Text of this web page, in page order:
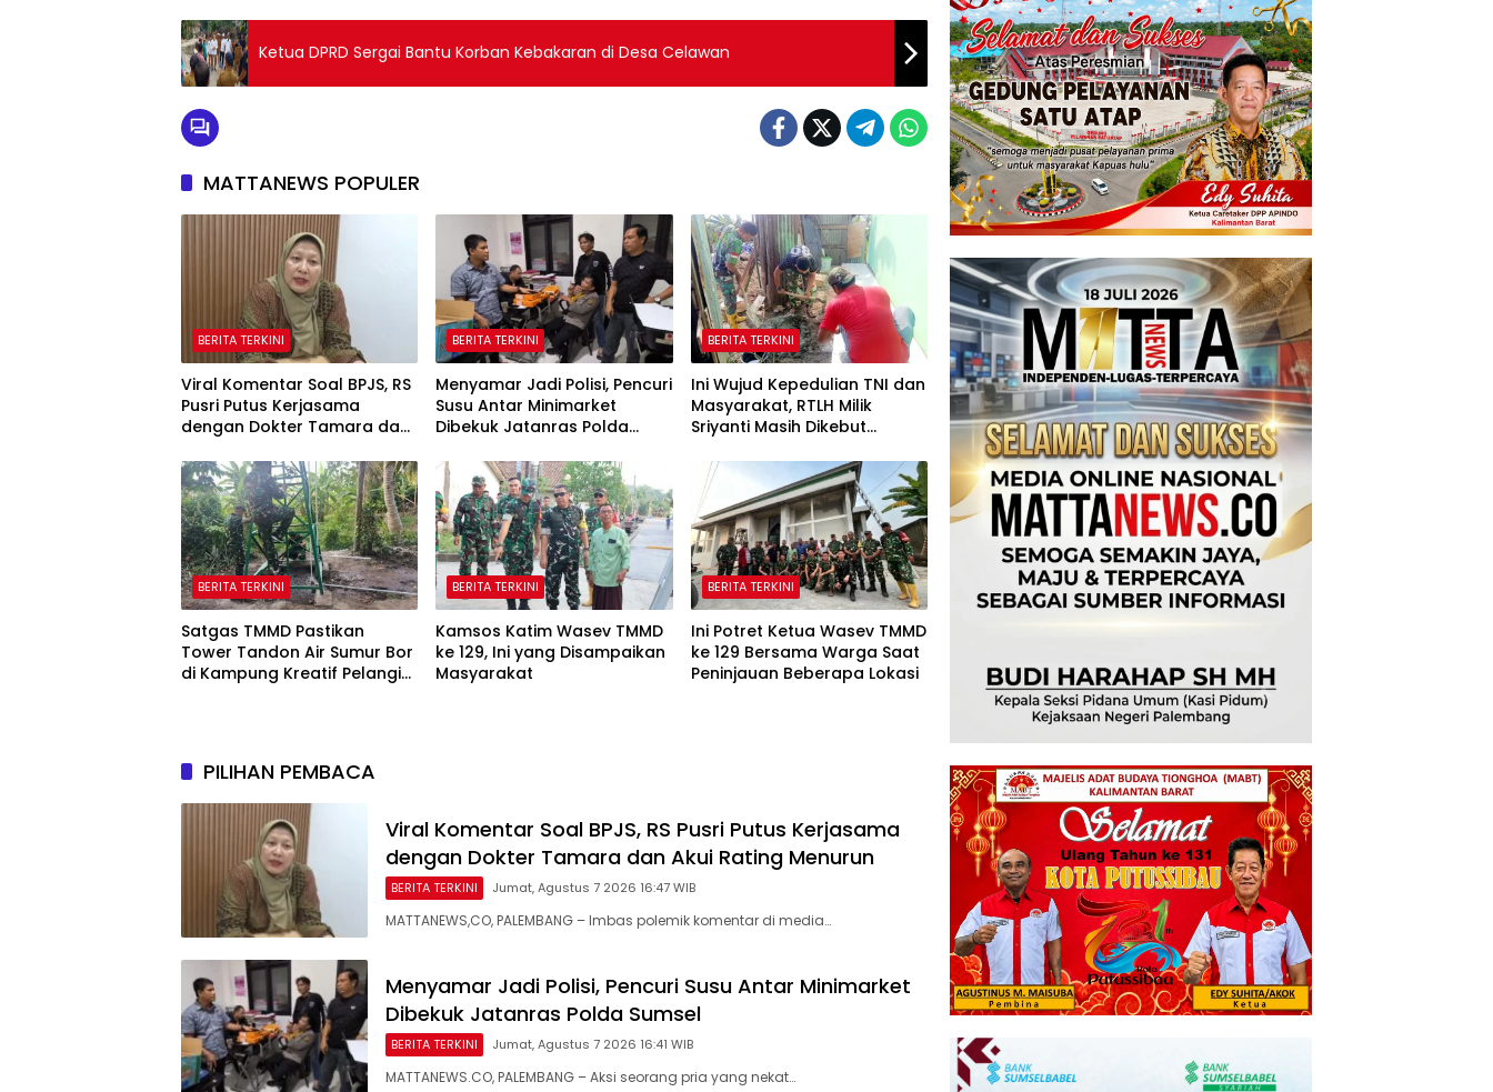
Ketua DPRD Sergai Bantu Korban Kebakaran di Desa Celawan
MATTANEWS POPULER
BERITA TERKINI
Viral Komentar Soal BPJS, RS
Pusri Putus Kerjasama
dengan Dokter Tamara dan
BERITA TERKINI
Menyamar Jadi Polisi, Pencuri
Susu Antar Minimarket
Dibekuk Jatanras Polda
BERITA TERKINI
Ini Wujud Kepedulian TNI dan
Masyarakat, RTLH Milik
Sriyanti Masih Dikebut
BERITA TERKINI
Satgas TMMD Pastikan
Tower Tandon Air Sumur Bor
di Kampung Kreatif Pelangi
BERITA TERKINI
Kamsos Katim Wasev TMMD
ke 129, Ini yang Disampaikan
Masyarakat
BERITA TERKINI
Ini Potret Ketua Wasev TMMD
ke 129 Bersama Warga Saat
Peninjauan Beberapa Lokasi
PILIHAN PEMBACA
Viral Komentar Soal BPJS, RS Pusri Putus Kerjasama
dengan Dokter Tamara dan Akui Rating Menurun
BERITA TERKINI Jumat, Agustus 7 2026 16:47 WIB
MATTANEWS,CO, PALEMBANG – Imbas polemik komentar di media…
Menyamar Jadi Polisi, Pencuri Susu Antar Minimarket
Dibekuk Jatanras Polda Sumsel
BERITA TERKINI Jumat, Agustus 7 2026 16:41 WIB
MATTANEWS.CO, PALEMBANG – Aksi seorang pria yang nekat…